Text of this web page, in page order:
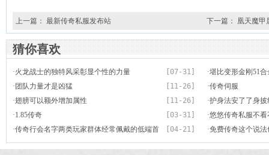
上一篇： 最新传奇私服发布站 下一篇： 凰天魔
猜你喜欢
[07-31]
·火龙战士的独特风采彰显个性的力量 ·堪比变形金刚51
[11-26]
· 团队力量才是凶猛 ·传奇伺服
[11-26]
·翅膀可以额外增加属性 ·护身法安了了身
了
[03-31]
·1.85传奇 ·悠悠传奇私服不
么深
[04-21]
·传奇行会名字两类玩家群体经常佩戴的低端首
饰铁手镯
·免费传奇这个说
可